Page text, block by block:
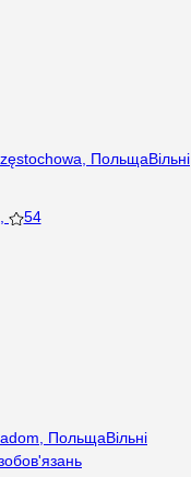
ПольщаВільні
, 54
ПольщаВільні